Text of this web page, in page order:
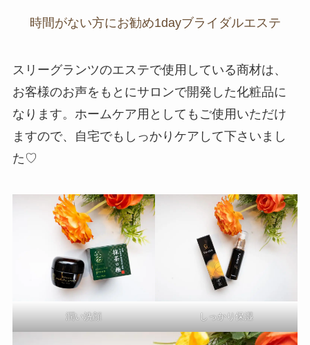
時間がない方にお勧め1dayブライダルエステ
スリーグランツのエステで使用している商材は、
お客様のお声をもとにサロンで開発した化粧品に
なります。ホームケア用としてもご使用いただけ
ますので、自宅でもしっかりケアして下さいまし
た♡
潤い洗顔 しっかり保湿